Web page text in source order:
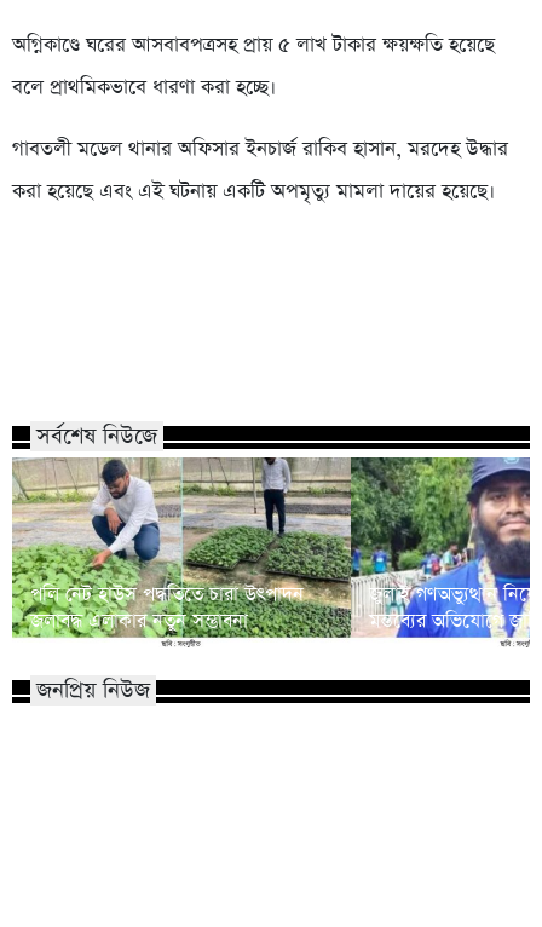
অগ্নিকাণ্ডে ঘরের আসবাবপত্রসহ প্রায় ৫ লাখ টাকার ক্ষয়ক্ষতি হয়েছে
বলে প্রাথমিকভাবে ধারণা করা হচ্ছে।
গাবতলী মডেল থানার অফিসার ইনচার্জ রাকিব হাসান, মরদেহ উদ্ধার
করা হয়েছে এবং এই ঘটনায় একটি অপমৃত্যু মামলা দায়ের হয়েছে।
সর্বশেষ নিউজে
পলি নেট হাউস পদ্ধতিতে চারা উৎপাদন
জলাবদ্ধ এলাকার নতুন সম্ভাবনা
জুলাই গণঅভ্যুত্থান
মন্তব্যের অভিযোগে জাবি
জনপ্রিয় নিউজ